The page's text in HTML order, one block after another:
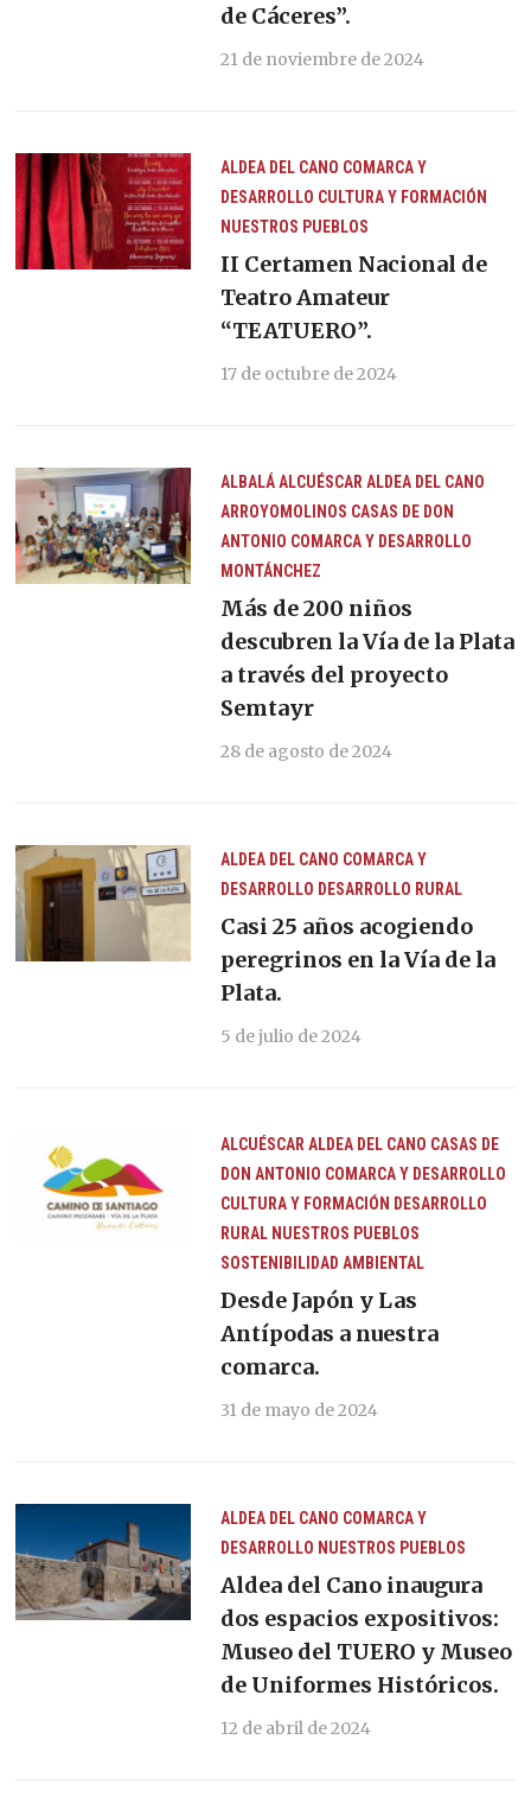
de Cáceres”.
21 de noviembre de 2024
ALDEA DEL CANO COMARCA Y
DESARROLLO CULTURA Y FORMACIÓN
NUESTROS PUEBLOS
II Certamen Nacional de
Teatro Amateur
“TEATUERO”.
17 de octubre de 2024
ALBALÁALCUÉSCAR ALDEA DEL CANO
ARROYOMOLINOS CASAS DE DON
ANTONIO COMARCA Y DESARROLLO
MONTÁNCHEZ
Más de 200 niños
descubren la Vía de la Plata
a través del proyecto
Semtayr
28 de agosto de 2024
ALDEA DEL CANO COMARCA Y
DESARROLLO DESARROLLO RURAL
Casi 25 años acogiendo
peregrinos en la Vía de la
Plata.
5 de julio de 2024
ALCUÉSCAR ALDEA DEL CANO CASAS DE
DON ANTONIO COMARCA Y DESARROLLO
CULTURA Y FORMACIÓN DESARROLLO
RURAL NUESTROS PUEBLOS
SOSTENIBILIDAD AMBIENTAL
Desde Japón y Las
Antípodas a nuestra
comarca.
31 de mayo de 2024
ALDEA DEL CANO COMARCA Y
DESARROLLO NUESTROS PUEBLOS
Aldea del Cano inaugura
dos espacios expositivos:
Museo del TUERO y Museo
de Uniformes Históricos.
12 de abril de 2024